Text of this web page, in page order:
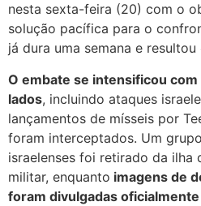
nesta sexta-feira (20) com o
solução pacífica para o
já dura uma semana e
O embate se intensificou
lados, incluindo ataques
lançamentos de mísseis por
foram interceptados. Um
israelenses foi retirado da ilha
militar, enquanto imagens de
foram divulgadas oficialmente